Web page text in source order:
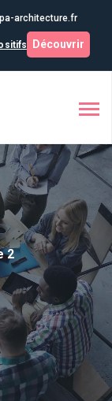
architecture.fr
Découvrir
2